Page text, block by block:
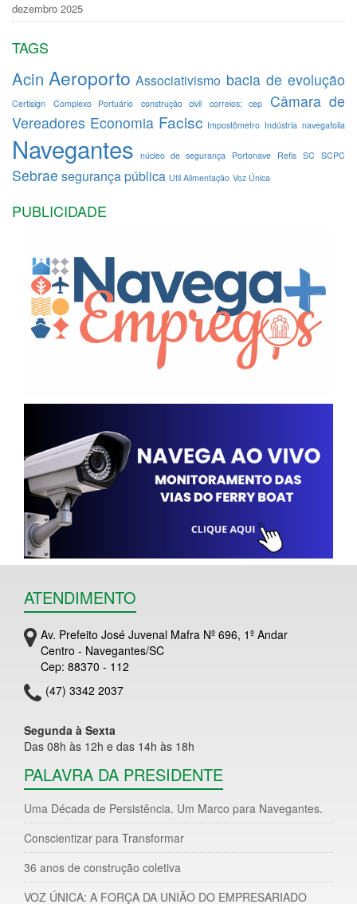
dezembro 2025
TAGS
Acin Aeroporto Associativismo bacia de evolução
Certisign Complexo Portuário construção civil correios; cep
Câmara de
Vereadores Economia Facisc Impostômetro Indústria navegafolia
Navegantes núcleo de segurança Portonave Refis SC SCPC
Sebrae segurança pública Util Alimentação Voz Única
PUBLICIDADE
ATENDIMENTO
Av. Prefeito José Juvenal Mafra Nº 696, 1º Andar
Centro - Navegantes/SC
Cep: 88370 - 112
(47) 3342 2037
Segunda à Sexta
Das 08h às 12h e das 14h às 18h
PALAVRA DA PRESIDENTE
Uma Década de Persistência. Um Marco para Navegantes.
Conscientizar para Transformar
36 anos de construção coletiva
VOZ ÚNICA: A FORÇA DA UNIÃO DO EMPRESARIADO